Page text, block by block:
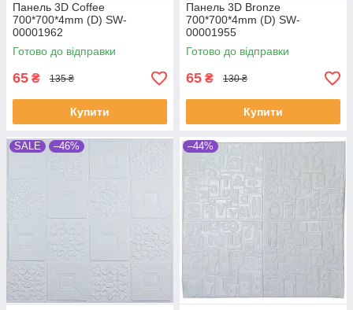
Панель 3D Coffee
700*700*4mm (D) SW-
00001962
Готово до відправки
65 ₴ 135 ₴
Купити
Панель 3D Bronze
700*700*4mm (D) SW-
00001955
Готово до відправки
65 ₴ 130 ₴
Купити
SALE –46% –44%